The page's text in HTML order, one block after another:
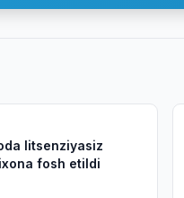
litsenziyasiz
fosh etildi